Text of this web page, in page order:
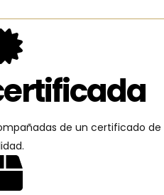
de un certificado de